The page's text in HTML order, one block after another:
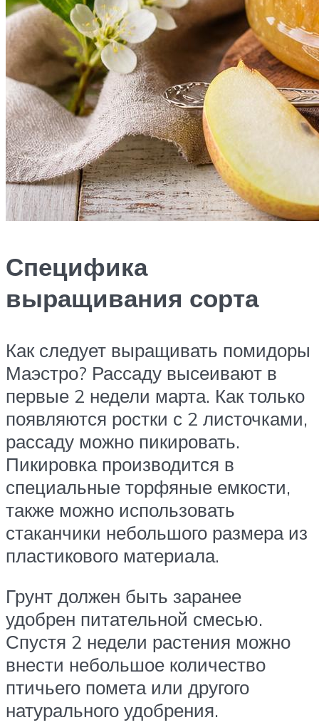
Специфика
выращивания сорта
Как следует выращивать помидоры
Маэстро? Рассаду высеивают в
первые 2 недели марта. Как только
появляются ростки с 2 листочками,
рассаду можно пикировать.
Пикировка производится в
специальные торфяные емкости,
также можно использовать
стаканчики небольшого размера из
пластикового материала.
Грунт должен быть заранее
удобрен питательной смесью.
Спустя 2 недели растения можно
внести небольшое количество
птичьего помета или другого
натурального удобрения.